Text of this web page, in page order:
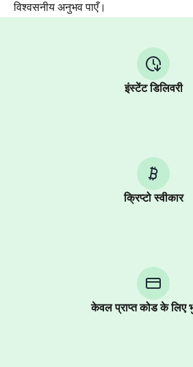
विश्वसनीय अनुभव पाएँ।
इंस्टेंट डिलिवरी
क्रिप्टो स्वीकार
केवल प्राप्त कोड के लिए
Telegram using your card (or Google
other supported methods).
You use those Stars to pay our bot